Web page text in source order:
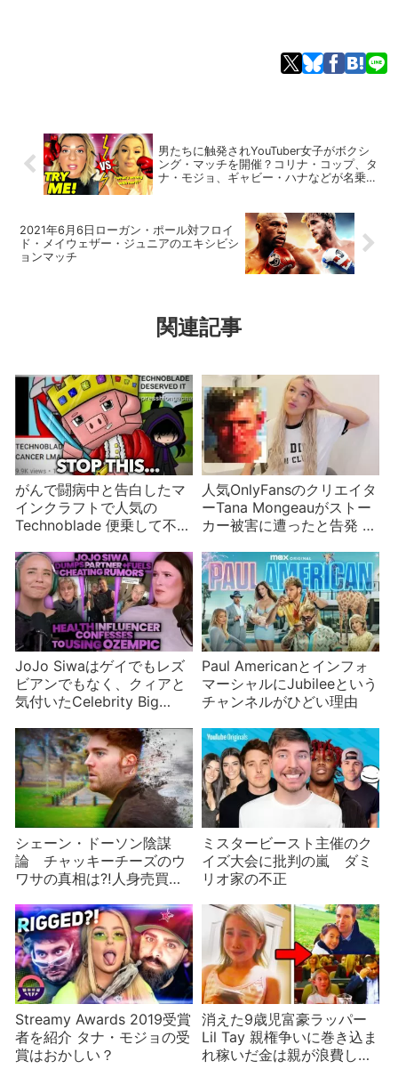
男たちに触発されYouTuber女子がボクシ
ング・マッチを開催？コリナ・コップ、タ
ナ・モジョ、ギャビー・ハナなどが名乗り
2021年6月6日ローガン・ポール対フロイ
ド・メイウェザー・ジュニアのエキシビシ
ョンマッチ
関連記事
がんで闘病中と告白したマ
インクラフトで人気の
Technoblade 便乗して不謹
YouTuberも
人気OnlyFansのクリエイタ
ーTana Mongeauがストー
カー被害に遭ったと告発 イ
ーに遭いやすい？
JoJo Siwaはゲイでもレズ
ビアンでもなく、クィアと
気付いたCelebrity Big
Paul Americanとインフォ
マーシャルにJubileeという
チャンネルがひどい理由
シェーン・ドーソン陰謀
論 チャッキーチーズのウ
ワサの真相は⁈人身売買の
ミスタービースト主催のク
イズ大会に批判の嵐 ダミ
リオ家の不正
Streamy Awards 2019受賞
者を紹介 タナ・モジョの受
賞はおかしい？
消えた9歳児富豪ラッパー
Lil Tay 親権争いに巻き込ま
れ稼いだ金は親が浪費して